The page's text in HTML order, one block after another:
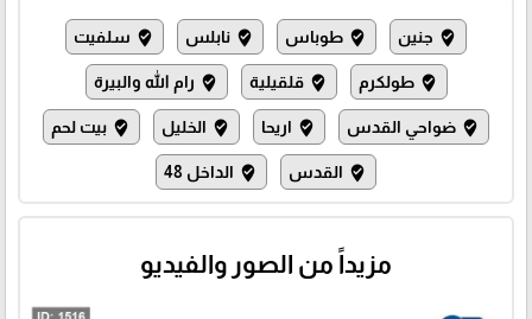
where_to_vote جنين where_to_vote طوباس where_to_vote نابلس where_to_vote سلفيت
where_to_vote طولكرم where_to_vote قلقيلية where_to_vote رام الله والبيرة
where_to_vote ضواحي القدس where_to_vote اريحا where_to_vote الخليل where_to_vote بيت لحم
where_to_vote القدس where_to_vote الداخل 48
مزيداً من الصور والفيديو